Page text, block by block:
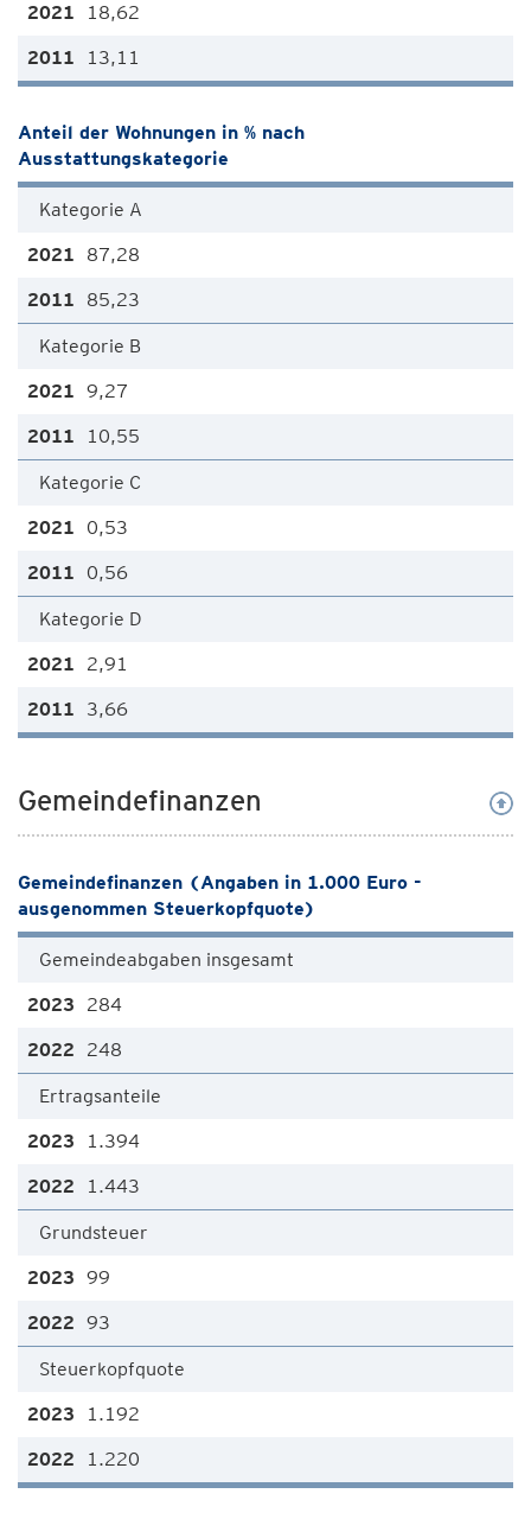
18,62
13,11
Anteil der Wohnungen in % nach
Ausstattungskategorie
Kategorie A
87,28
85,23
Kategorie B
9,27
10,55
Kategorie C
0,53
0,56
Kategorie D
2,91
3,66
Gemeindefinanzen
Gemeindefinanzen (Angaben in 1.000 Euro -
ausgenommen Steuerkopfquote)
Gemeindeabgaben insgesamt
284
248
Ertragsanteile
1.394
1.443
Grundsteuer
99
93
Steuerkopfquote
1.192
1.220